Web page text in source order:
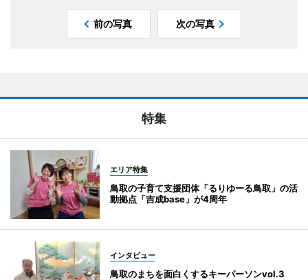
前の写真 次の写真
特集
エリア特集
鳥取の子育て支援団体「るりゆーる鳥取」の活
動拠点「吉成base」が4周年
インタビュー
鳥取のまちを面白くするキーパーソンvol.3